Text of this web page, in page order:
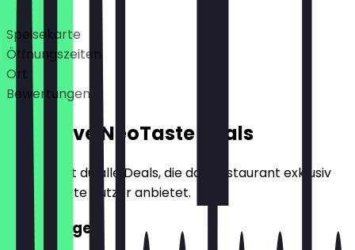
Deals
Speisekarte
Öffnungszeiten
Ort
Bewertungen
Exklusive NeoTaste Deals
Hier findest du alle Deals, die das Restaurant exklusiv
für NeoTaste Nutzer anbietet.
2für1 Burger